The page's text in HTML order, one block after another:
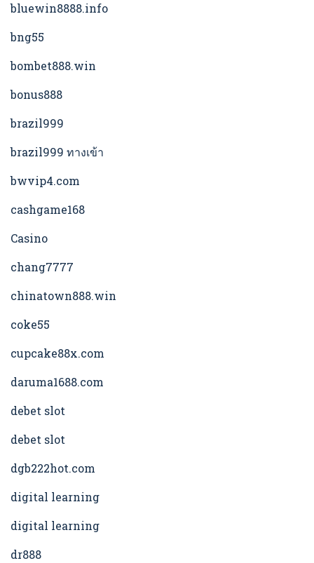
bluewin8888.info
bng55
bombet888.win
bonus888
brazil999
brazil999 ทางเข้า
bwvip4.com
cashgame168
Casino
chang7777
chinatown888.win
coke55
cupcake88x.com
daruma1688.com
debet slot
debet slot
dgb222hot.com
digital learning
digital learning
dr888